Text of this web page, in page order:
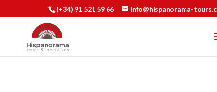
(+34) 91 521 59 66 info@hispanorama-